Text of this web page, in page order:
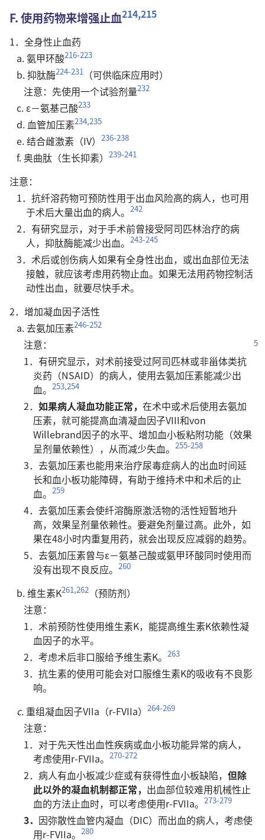
F. 使用药物来增强止血214,215
1．全身性止血药
a. 氨甲环酸216-223
b. 抑肽酶224-231 （可供临床应用时）
注意：先使用一个试验剂量232
c. ε－氨基己酸233
d. 血管加压素234,235
e. 结合雌激素（IV） 236-238
f. 奥曲肽（生长抑素） 239-241
注意：
1．抗纤溶药物可预防性用于出血风险高的病人，也可用
于术后大量出血的病人。 242
2．有研究显示，对于手术前曾接受阿司匹林治疗的病
人，抑肽酶能减少出血。 243-245
3．术后或创伤病人如果有全身性出血，或出血部位无法
接触，就应该考虑用药物止血。如果无法用药物控制活
动性出血，就要尽快手术。
2．增加凝血因子活性
a. 去氨加压素246-252
注意：
1．有研究显示，对术前接受过阿司匹林或非甾体类抗
炎药（NSAID）的病人，使用去氨加压素能减少出
血。 253,254
2． 如果病人凝血功能正常， 在术中或术后使用去氨加
压素，就可能提高血清凝血因子VIII和von
Willebrand因子的水平、增加血小板粘附功能（效果
呈剂量依赖性），从而减少失血。 255-258
3．去氨加压素也能用来治疗尿毒症病人的出血时间延
长和血小板功能障碍，有助于维持术中和术后的止
血。 259
4．去氨加压素会使纤溶酶原激活物的活性短暂地升
高，效果呈剂量依赖性。要避免剂量过高。此外，如
果在48小时内重复用药，就会出现反应减弱的趋势。
5．去氨加压素曾与ε－氨基己酸或氨甲环酸同时使用而
没有出现不良反应。 260
b. 维生素K261,262 （预防剂）
注意：
1．术前预防性使用维生素K，能提高维生素K依赖性凝
血因子的水平。
2．考虑术后非口服给予维生素K。 263
3．抗生素的使用可能会对口服维生素K的吸收有不良影
响。
c. 重组凝血因子VIIa（r-FVIIa） 264-269
注意：
1．对于先天性出血性疾病或血小板功能异常的病人，
考虑使用r-FVIIa。 270-272
2．病人有血小板减少症或有获得性血小板缺陷， 但除
此以外的凝血机制都正常， 出血部位较难用机械性止
血的方法止血时，可以考虑使用r-FVIIa。 273-279
3． 因弥散性血管内凝血（DIC）而出血的病人，考虑使
用r-FVIIa。 280